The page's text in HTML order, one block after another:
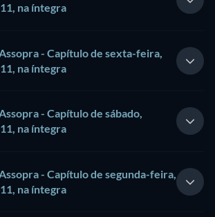
na íntegra
- Capítulo de sexta-feira,
na íntegra
- Capítulo de sábado,
na íntegra
- Capítulo de segunda-feira,
na íntegra